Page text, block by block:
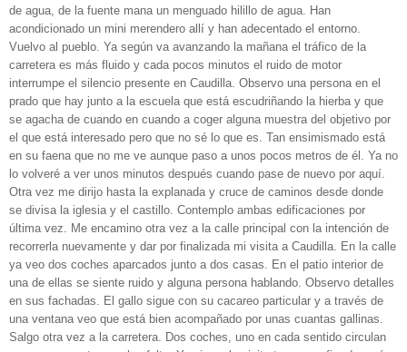
de agua, de la fuente mana un menguado hilillo de agua. Han
acondicionado un mini merendero allí y han adecentado el entorno.
Vuelvo al pueblo. Ya según va avanzando la mañana el tráfico de la
carretera es más fluido y cada pocos minutos el ruido de motor
interrumpe el silencio presente en Caudilla. Observo una persona en el
prado que hay junto a la escuela que está escudriñando la hierba y que
se agacha de cuando en cuando a coger alguna muestra del objetivo por
el que está interesado pero que no sé lo que es. Tan ensimismado está
en su faena que no me ve aunque paso a unos pocos metros de él. Ya no
lo volveré a ver unos minutos después cuando pase de nuevo por aquí.
Otra vez me dirijo hasta la explanada y cruce de caminos desde donde
se divisa la iglesia y el castillo. Contemplo ambas edificaciones por
última vez. Me encamino otra vez a la calle principal con la intención de
recorrerla nuevamente y dar por finalizada mi visita a Caudilla. En la calle
ya veo dos coches aparcados junto a dos casas. En el patio interior de
una de ellas se siente ruido y alguna persona hablando. Observo detalles
en sus fachadas. El gallo sigue con su cacareo particular y a través de
una ventana veo que está bien acompañado por unas cuantas gallinas.
Salgo otra vez a la carretera. Dos coches, uno en cada sentido circulan